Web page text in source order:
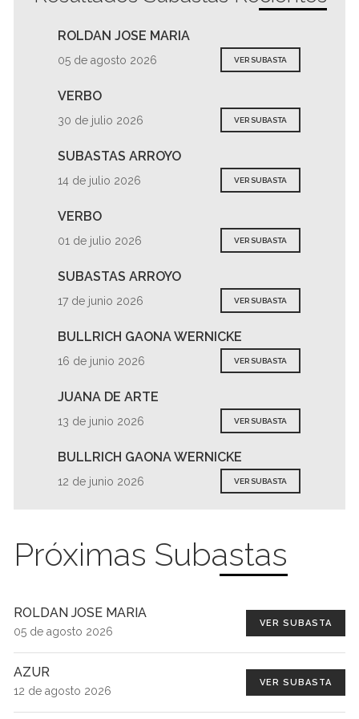
ROLDAN JOSE MARIA
05 de agosto 2026 VER SUBASTA
VERBO
30 de julio 2026 VER SUBASTA
SUBASTAS ARROYO
14 de julio 2026 VER SUBASTA
VERBO
01 de julio 2026 VER SUBASTA
SUBASTAS ARROYO
17 de junio 2026 VER SUBASTA
BULLRICH GAONA WERNICKE
16 de junio 2026 VER SUBASTA
JUANA DE ARTE
13 de junio 2026 VER SUBASTA
BULLRICH GAONA WERNICKE
12 de junio 2026 VER SUBASTA
Próximas Subastas
ROLDAN JOSE MARIA
05 de agosto 2026
VER SUBASTA
AZUR
12 de agosto 2026
VER SUBASTA